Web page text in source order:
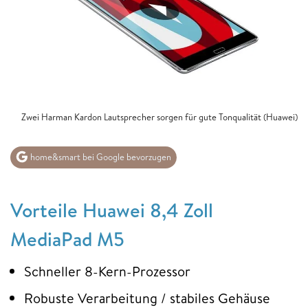
Zwei Harman Kardon Lautsprecher sorgen für gute Tonqualität (Huawei)
home&smart bei Google bevorzugen
Vorteile Huawei 8,4 Zoll
MediaPad M5
Schneller 8-Kern-Prozessor
Robuste Verarbeitung / stabiles Gehäuse